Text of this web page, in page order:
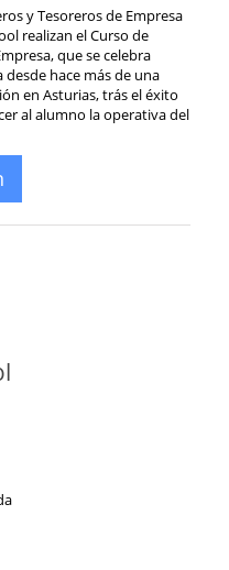
y Tesoreros de Empresa
realizan el Curso de
que se celebra
hace más de una
en Asturias, trás el éxito
al alumno la operativa del